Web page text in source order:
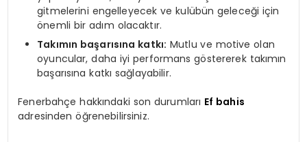
gitmelerini engelleyecek ve kulübün geleceği için
önemli bir adım olacaktır.
Takımın başarısına katkı: Mutlu ve motive olan
oyuncular, daha iyi performans göstererek takımın
başarısına katkı sağlayabilir.
Fenerbahçe hakkındaki son durumları Ef bahis
adresinden öğrenebilirsiniz.